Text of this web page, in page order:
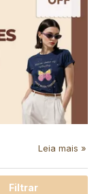
Leia mais »
Filtrar